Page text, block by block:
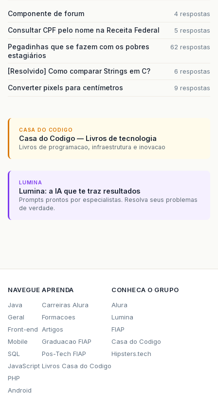
Componente de forum 4 respostas
Consultar CPF pelo nome na Receita Federal 5 respostas
Pegadinhas que se fazem com os pobres
estagiários
62 respostas
[Resolvido] Como comparar Strings em C? 6 respostas
Converter pixels para centímetros 9 respostas
CASA DO CODIGO
Casa do Codigo — Livros de tecnologia
Livros de programacao, infraestrutura e inovacao
LUMINA
Lumina: a IA que te traz resultados
Prompts prontos por especialistas. Resolva seus problemas
de verdade.
NAVEGUE
Java
Geral
Front-end
Mobile
SQL
JavaScript
PHP
Android
APRENDA
Carreiras Alura
Formacoes
Artigos
Graduacao FIAP
Pos-Tech FIAP
Livros Casa do Codigo
CONHECA O GRUPO
Alura
Lumina
FIAP
Casa do Codigo
Hipsters.tech